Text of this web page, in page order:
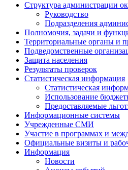
Структура администрации
Руководство
Подразделения
Полномочия, задачи и
Территориальные органы и
Подведомственные
Защита населения
Результаты проверок
Статистическая информация
Статистическая
Использование
Предоставляемые
Информационные системы
Учрежденные СМИ
Участие в программах и
Официальные визиты и
Информация
Новости